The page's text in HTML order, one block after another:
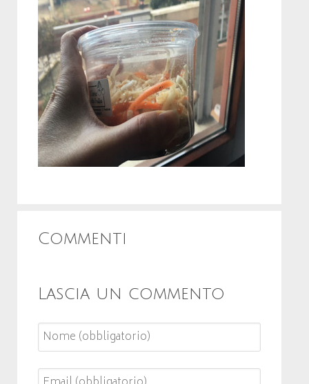
Commenti
Lascia un commento